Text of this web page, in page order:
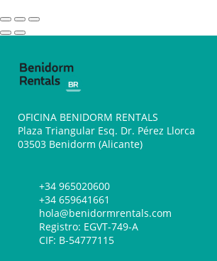
OFICINA BENIDORM RENTALS
Plaza Triangular Esq. Dr. Pérez Llorca
03503 Benidorm (Alicante)
+34 965020600
+34 659641661
hola@benidormrentals.com
Registro: EGVT-749-A
CIF: B-54777115